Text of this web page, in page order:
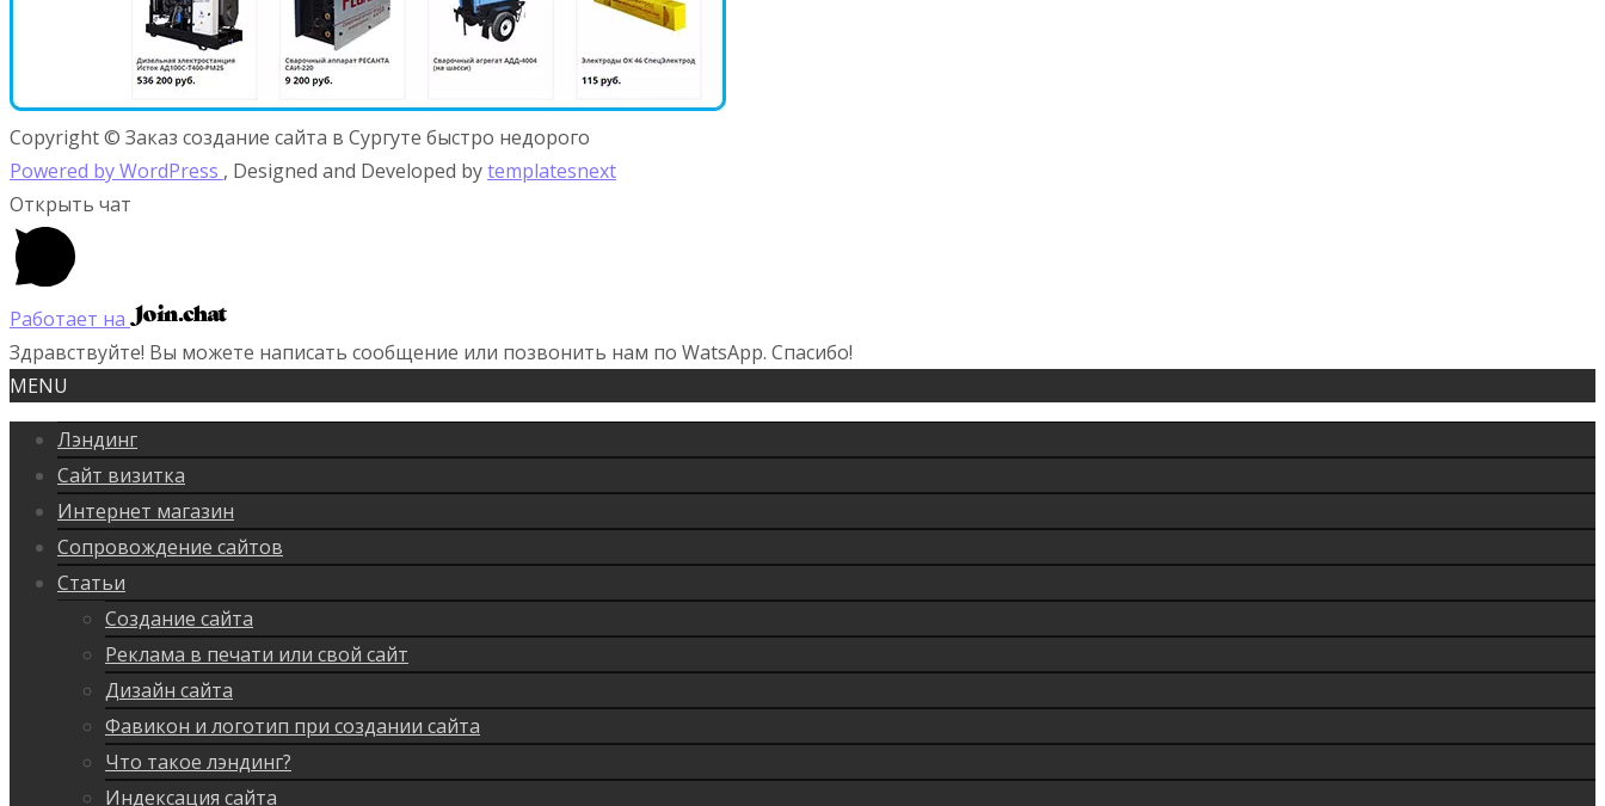
Copyright © Заказ создание сайта в Сургуте быстро недорого
Powered by WordPress , Designed and Developed bytemplatesnext
Открыть чат
Работает на
Здравствуйте! Вы можете написать сообщение или позвонить нам по WatsApp. Спасибо!
MENU
Лэндинг
Сайт визитка
Интернет магазин
Сопровождение сайтов
Статьи
Создание сайта
Реклама в печати или свой сайт
Дизайн сайта
Фавикон и логотип при создании сайта
Что такое лэндинг?
Индексация сайта